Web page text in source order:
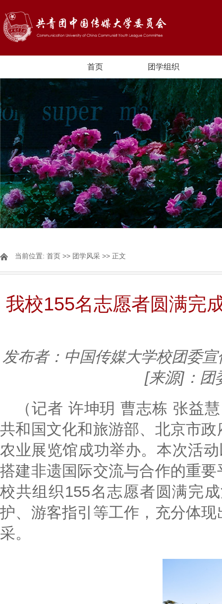
首页 团学组织
当前位置: 首页 >> 团学风采 >> 正文
我校155名志愿者圆满完
发布者：中国传媒大学校团委
[来源]：
（记者 许坤玥 曹志栋 张益
共和国文化和旅游部、北京市
农业展览馆成功举办。本次活
搭建非遗国际交流与合作的重
校共组织155名志愿者圆满完
护、游客指引等工作，充分体
采。